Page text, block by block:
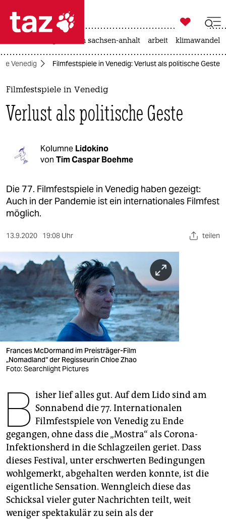
 taz zahl ich
taz zahl ich
themen
politik
gesellschaft
kultur
sport
nord
wahrheit
verlag
verlag
veranstaltungen
shop
fragen & hilfe
unterstützen
genossenschaft
epaper login

taz zahl ich
landtagswahl in sachsen-anhalt arbeit klimawandel
Venedig Filmfestspiele in Venedig: Verlust als politische Geste
Filmfestspiele in Venedig
Verlust als politische Geste
Kolumne Lidokino
von Tim Caspar Boehme
Die 77. Filmfestspiele in Venedig haben gezeigt:
Auch in der Pandemie ist ein internationales Filmfest
möglich.
13.9.2020 19:08 Uhr teilen
Frances McDormand im Preisträger-Film
„Nomadland“ der Regisseurin Chloe Zhao
Foto: Searchlight Pictures
B isher lief alles gut. Auf dem Lido sind am
Sonnabend die 77. Internationalen
Filmfestspiele von Venedig zu Ende
gegangen, ohne dass die „Mostra“ als Corona-
Infektionsherd in die Schlagzeilen geriet. Dass
dieses Festival, unter erschwerten Bedingungen
wohlgemerkt, abgehalten werden konnte, ist die
eigentliche Sensation. Wenngleich diese das
Schicksal vieler guter Nachrichten teilt, weit
weniger spektakulär zu sein als der